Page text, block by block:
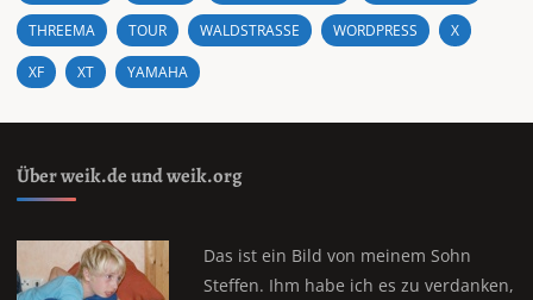
THREEMA TOUR WALDSTRASSE WORDPRESS X
XF XT YAMAHA
Über weik.de und weik.org
Das ist ein Bild von meinem Sohn
Steffen. Ihm habe ich es zu verdanken,